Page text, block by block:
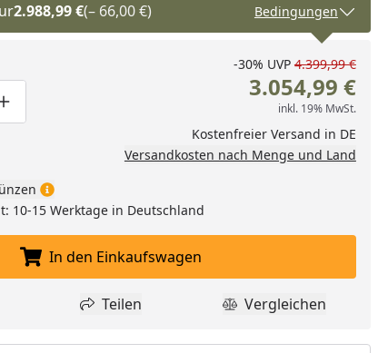
2.988,99 €(– 66,00 €) Bedingungen
eins verringern
manuell eingeben
Produktmenge um eins erhöhen
-30% UVP 4.399,99 €
3.054,99 €
inkl. 19% MwSt.
Kostenfreier Versand in DE
Versandkosten nach Menge und Land
10-15 Werktage in Deutschland
In den Einkaufswagen legen
In den Einkaufswagen
Wunschliste hinzufügen
Teilen
Teilen Produkt
Vergleichen